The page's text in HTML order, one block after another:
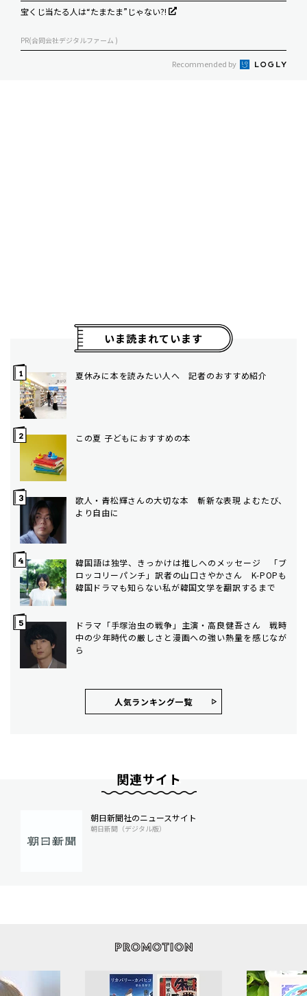
宝くじ当たる人は“たまたま”じゃない?!
PR(合同会社デジタルファーム )
Recommended by
いま読まれています
夏休みに本を読みたい人へ 記者のおすすめ紹介
この夏 子どもにおすすめの本
歌人・青松輝さんの大切な本 斬新な表現 よむたび、
より自由に
韓国語は独学、きっかけは推しへのメッセージ 「ブ
ロッコリーパンチ」訳者の山口さやかさん K-POPも
韓国ドラマも知らない私が韓国文学を翻訳するまで
ドラマ「手塚治虫の戦争」主演・高良健吾さん 戦時
中の少年時代の厳しさと漫画への強い熱量を感じなが
ら
人気ランキング⼀覧
関連サイト
朝日新聞社のニュースサイト
朝日新聞（デジタル版）